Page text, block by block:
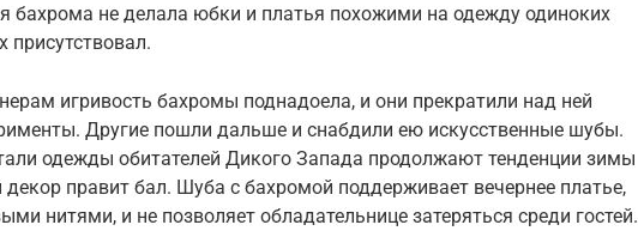
бахрома не делала юбки и платья похожими на одежду одиноких
присутствовал.
игривость бахромы поднадоела, и они прекратили над ней
Другие пошли дальше и снабдили ею искусственные шубы.
одежды обитателей Дикого Запада продолжают тенденции зимы
правит бал. Шуба с бахромой поддерживает вечернее платье,
нитями, и не позволяет обладательнице затеряться среди гостей.